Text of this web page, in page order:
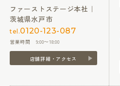
ファーストステージ本社｜
茨城県水戸市
tel.0120-123-087
営業時間 9:00〜18:00
店舗詳細・アクセス